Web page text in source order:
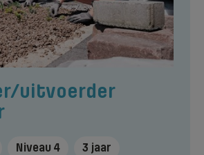
uitvoerder
Niveau 4 3 jaar